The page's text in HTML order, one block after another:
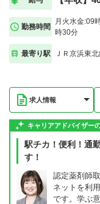
勤務時間
月火水金:09
時30分
最寄り駅 ＪＲ京浜東
求人情報
キャリアアドバイザー
駅チカ！便利！通
す！
認定薬剤師
ネットを利
です。学ぶ